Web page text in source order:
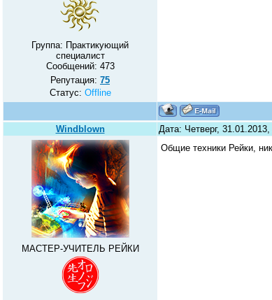
Группа: Практикующий
специалист
Сообщений: 473
Репутация: 75
Статус: Offline
Windblown Дата: Четверг,
МАСТЕР-УЧИТЕЛЬ РЕЙКИ
Общие техники Рейки,